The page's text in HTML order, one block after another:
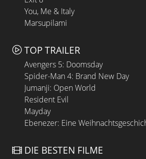
You, Me & Italy
Marsupilami
TOP TRAILER
Avengers 5: Doomsday
Spider-Man 4: Brand New Day
Jumanji: Open World
Resident Evil
Mayday
Ebenezer: Eine
DIE BESTEN FILME